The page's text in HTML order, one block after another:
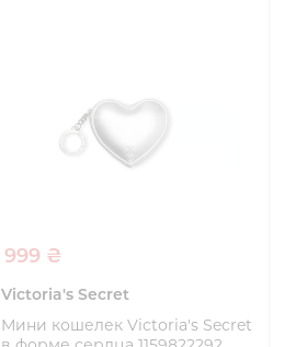
999 ₴
Victoria's Secret
Мини кошелек Victoria's Secret